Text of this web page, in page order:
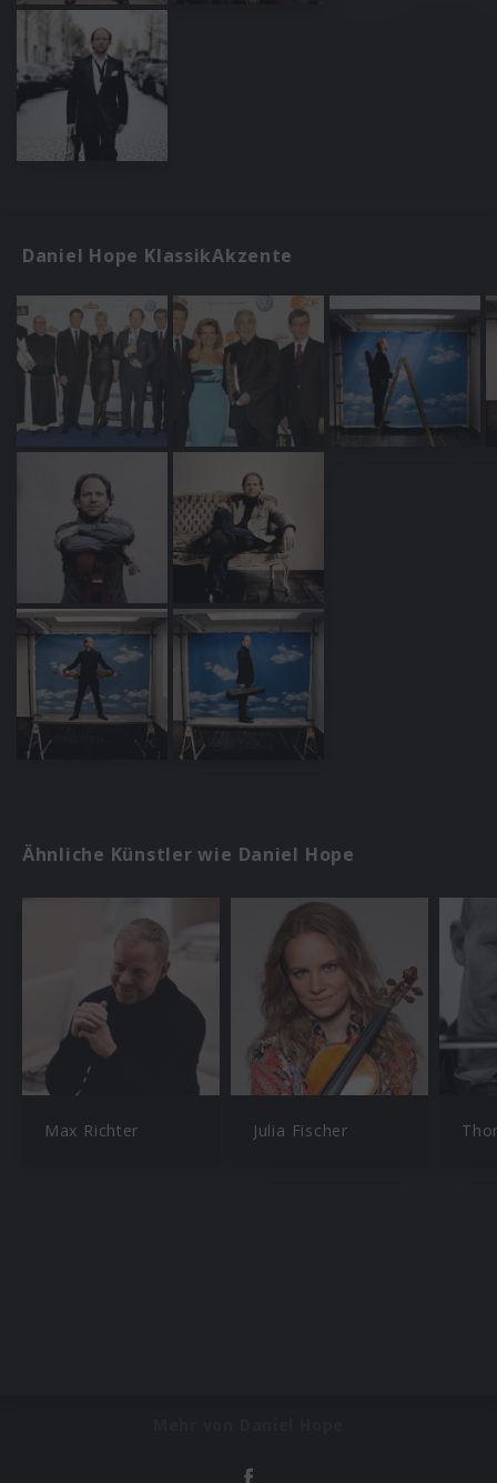
Daniel Hope KlassikAkzente
Ähnliche Künstler wie Daniel Hope
Max Richter Julia Fischer